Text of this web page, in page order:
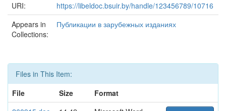
URI:
https://libeldoc.bsuir.by/handle/123456789/10716
Appears in
Collections:
Публикации в зарубежных изданиях
Files in This Item:
File
Size
Format